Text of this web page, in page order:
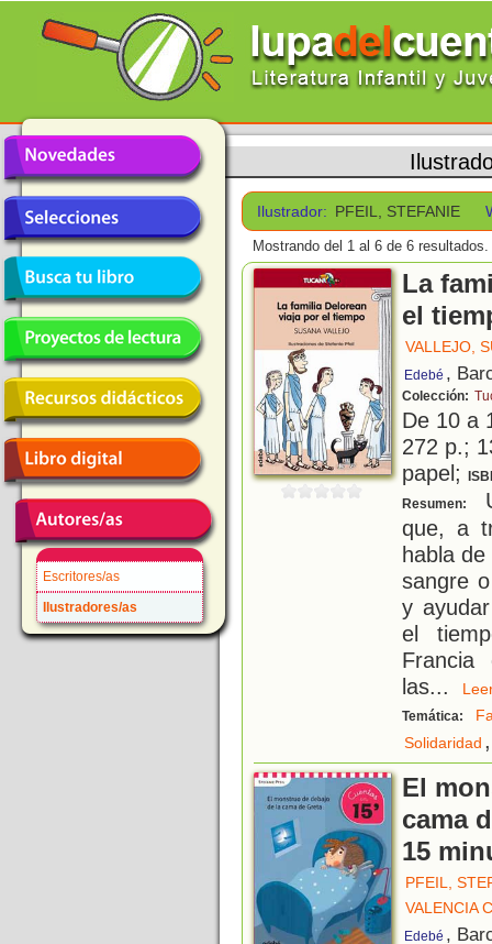
Escritores/as
Ilustradores/as
Ilustrador: PFEIL, STEFANIE
Mostrando del 1 al 6 de 6 resultados.
La
el
VALLEJO,
Edebé ,
Colección:
De 10 a
272 p.;
papel;
Resumen:
que, a
habla
sangre
y
el
las...
Temática:
Solidaridad ,
El
cama
15
PFEIL,
VALENCIA
Edebé ,